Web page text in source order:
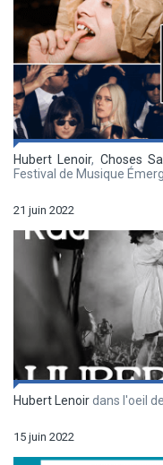
Hubert Lenoir, Choses
Festival de Musique
21 juin 2022
Hubert Lenoirdans l'oeil
15 juin 2022